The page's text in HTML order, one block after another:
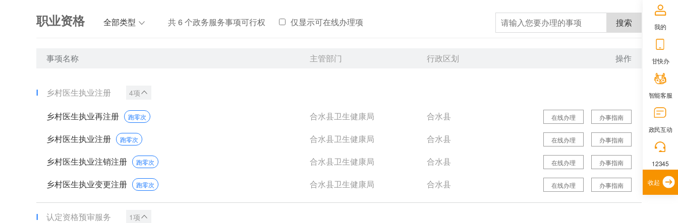
职业资格 全部类型 共6个政务服务事项可行权 仅显示可在线办理项 搜索
事项名称 主管部门 行政区划 操作
乡村医生执业注册 4项
乡村医生执业再注册 跑零次 合水县卫生健康局 合水县 办事指南
在线办理
乡村医生执业注册 跑零次 合水县卫生健康局 合水县 办事指南
在线办理
乡村医生执业注销注册 跑零次 合水县卫生健康局 合水县 办事指南
在线办理
乡村医生执业变更注册 跑零次 合水县卫生健康局 合水县 办事指南
在线办理
认定资格预审服务 1项
我的
甘快办
智能客服
政民互动
12345
收起